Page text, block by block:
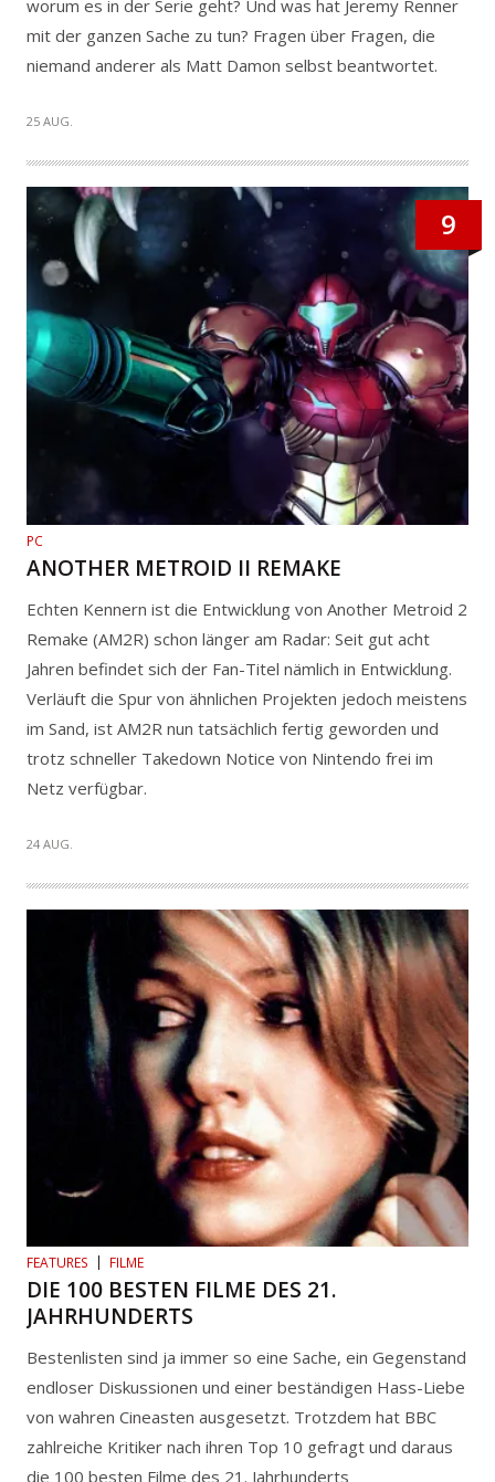
worum es in der Serie geht? Und was hat Jeremy Renner
mit der ganzen Sache zu tun? Fragen über Fragen, die
niemand anderer als Matt Damon selbst beantwortet.
25 AUG.
9
PC
ANOTHER METROID II REMAKE
Echten Kennern ist die Entwicklung von Another Metroid 2
Remake (AM2R) schon länger am Radar: Seit gut acht
Jahren befindet sich der Fan-Titel nämlich in Entwicklung.
Verläuft die Spur von ähnlichen Projekten jedoch meistens
im Sand, ist AM2R nun tatsächlich fertig geworden und
trotz schneller Takedown Notice von Nintendo frei im
Netz verfügbar.
24 AUG.
FEATURES FILME
DIE 100 BESTEN FILME DES 21.
JAHRHUNDERTS
Bestenlisten sind ja immer so eine Sache, ein Gegenstand
endloser Diskussionen und einer beständigen Hass-Liebe
von wahren Cineasten ausgesetzt. Trotzdem hat BBC
zahlreiche Kritiker nach ihren Top 10 gefragt und daraus
die 100 besten Filme des 21. Jahrhunderts